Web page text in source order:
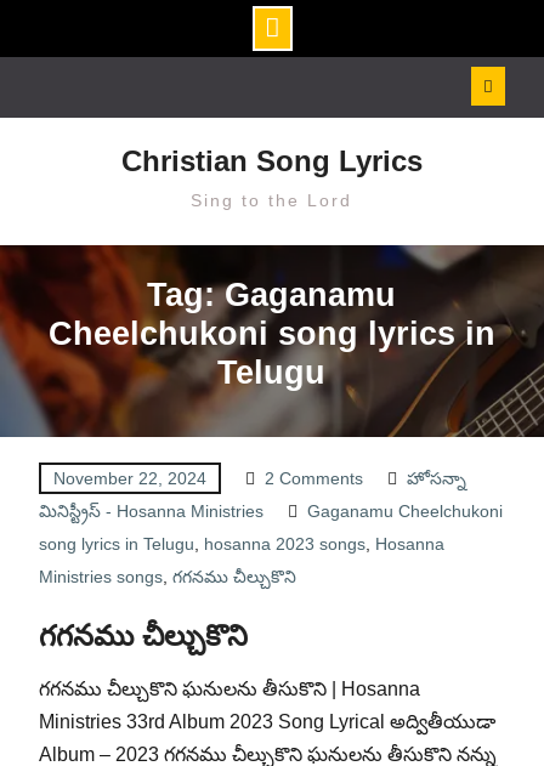
Christian Song Lyrics
Sing to the Lord
Tag: Gaganamu
Cheelchukoni song lyrics in
Telugu
November 22, 2024 2 Comments
హోసన్నా
మినిస్ట్రీస్ - Hosanna Ministries
Gaganamu Cheelchukoni
song lyrics in Telugu
hosanna 2023 songs, Hosanna
Ministries songs, గగనము చీల్చుకొని
గగనము చీల్చుకొని
గగనము చీల్చుకొని ఘనులను తీసుకొని | Hosanna
Ministries 33rd Album 2023 Song Lyrical అద్వితీయుడా
Album – 2023 గగనము చీల్చుకొని ఘనులను తీసుకొని నన్ను